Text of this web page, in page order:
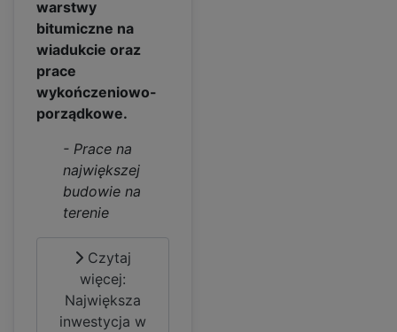
warstwy
bitumiczne na
wiadukcie oraz
prace
wykończeniowo-
porządkowe.
- Prace na
największej
budowie na
terenie
Czytaj
więcej:
Największa
inwestycja w